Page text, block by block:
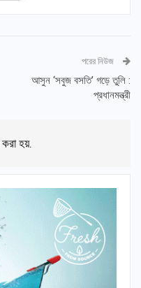
পরের নিউজ
আসুন ‘সবুজ বসতি’ গড়ে তুলি :
প্রধানমন্ত্রী
হয়.